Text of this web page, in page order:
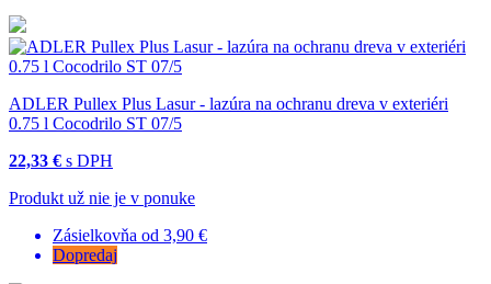
ADLER Pullex Plus Lasur - lazúra na ochranu dreva v exteriéri
0.75 l Cocodrilo ST 07/5
22,33 € s DPH
Produkt už nie je v ponuke
Zásielkovňa od 3,90 €
Dopredaj